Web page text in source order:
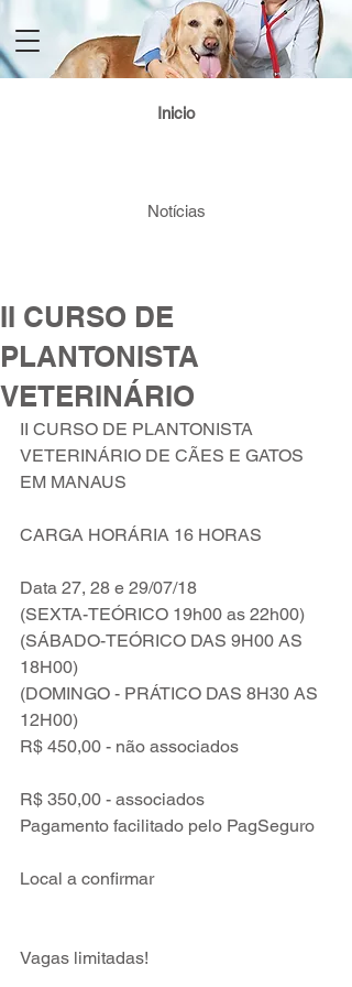
Login / Registre-se
Inicio
Notícias
II CURSO DE
PLANTONISTA
VETERINÁRIO
II CURSO DE PLANTONISTA
VETERINÁRIO DE CÃES E GATOS
EM MANAUS
CARGA HORÁRIA 16 HORAS
Data 27, 28 e 29/07/18
(SEXTA-TEÓRICO 19h00 as 22h00)
(SÁBADO-TEÓRICO DAS 9H00 AS
18H00)
(DOMINGO - PRÁTICO DAS 8H30 AS
12H00)
R$ 450,00 - não associados
R$ 350,00 - associados
Pagamento facilitado pelo PagSeguro
Local a confirmar
Vagas limitadas!